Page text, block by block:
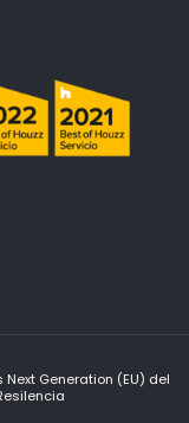
Generation (EU) del